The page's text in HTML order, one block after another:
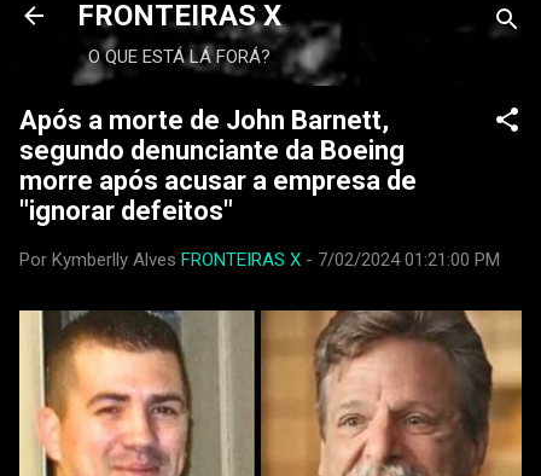
FRONTEIRAS X
O QUE ESTÁ LÁ FORÁ?
Após a morte de John Barnett,
segundo denunciante da Boeing
morre após acusar a empresa de
"ignorar defeitos"
Por Kymberlly Alves FRONTEIRAS X - 7/02/2024 01:21:00 PM